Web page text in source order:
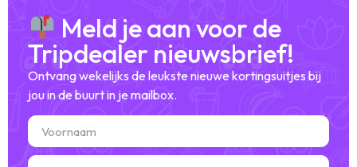
Meld je aan voor de
Tripdealer nieuwsbrief!
Ontvang wekelijks de leukste nieuwe kortingsuitjes bij
jou in de buurt in je mailbox.